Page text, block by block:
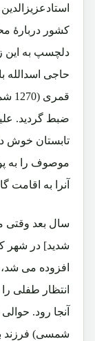
کشور دربارۀ
دلچسپ به این
ضبط گردید.
تابستان خوش
موصوف را به
آنرا به اقامت
سال بعد
شدید] در شهر
افزوده می
انتظار طفلی
شمسی) فرزند